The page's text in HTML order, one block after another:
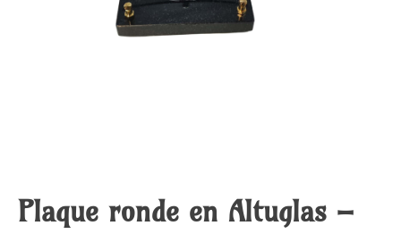
Plaque ronde en Altuglas –